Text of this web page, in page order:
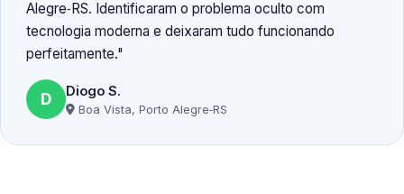
Alegre‑RS. Identificaram o problema oculto com
tecnologia moderna e deixaram tudo funcionando
perfeitamente.
D Diogo S.
Boa Vista, Porto Alegre‑RS